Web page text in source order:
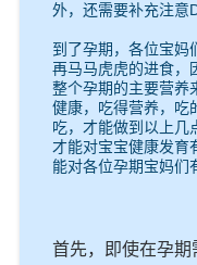
外，还需要补充注意
到了孕期，各位宝妈
再马马虎虎的进食，
整个孕期的主要营养
健康，吃得营养，吃
吃，才能做到以上几
才能对宝宝健康发育
能对各位孕期宝妈们
首先，即使在孕期